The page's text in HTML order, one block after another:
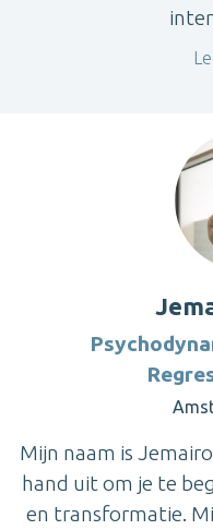
Mijn naam is
hand uit om je te
en transformatie.